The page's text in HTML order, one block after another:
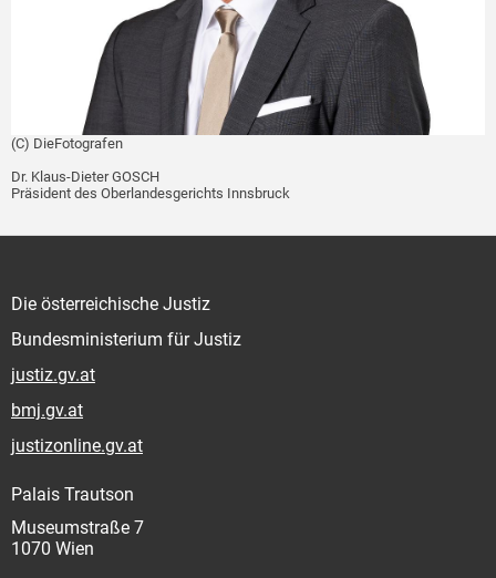
(C) DieFotografen
Dr. Klaus-Dieter GOSCH
Präsident des Oberlandesgerichts Innsbruck
Die österreichische Justiz
Bundesministerium für Justiz
justiz.gv.at
bmj.gv.at
justizonline.gv.at
Palais Trautson
Museumstraße 7
1070 Wien